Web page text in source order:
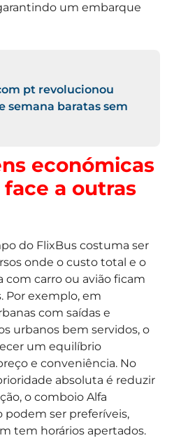
um embarque
pt revolucionou
semana baratas sem
económicas
a outras
do FlixBus costuma ser
onde o custo total e o
com carro ou avião ficam
Por exemplo, em
com saídas e
urbanos bem servidos, o
um equilíbrio
e conveniência. No
absoluta é reduzir
o comboio Alfa
podem ser preferíveis,
tem horários apertados.